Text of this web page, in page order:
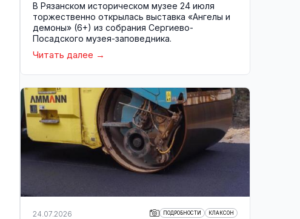
В Рязанском историческом музее 24 июля
торжественно открылась выставка «Ангелы и
демоны» (6+) из собрания Сергиево-
Посадского музея-заповедника.
Читать далее
24.07.2026 ПОДРОБНОСТИ КЛАКСОН